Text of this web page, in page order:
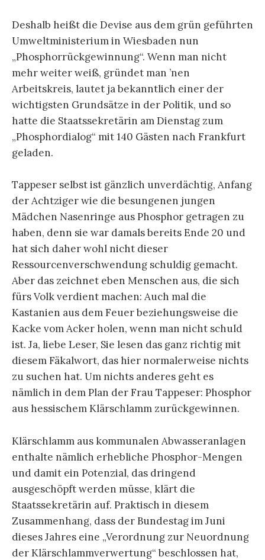
Deshalb heißt die Devise aus dem grün geführten
Umweltministerium in Wiesbaden nun
„Phosphorrückgewinnung“. Wenn man nicht
mehr weiter weiß, gründet man ’nen
Arbeitskreis, lautet ja bekanntlich einer der
wichtigsten Grundsätze in der Politik, und so
hatte die Staatssekretärin am Dienstag zum
„Phosphordialog“ mit 140 Gästen nach Frankfurt
geladen.
Tappeser selbst ist gänzlich unverdächtig, Anfang
der Achtziger wie die besungenen jungen
Mädchen Nasenringe aus Phosphor getragen zu
haben, denn sie war damals bereits Ende 20 und
hat sich daher wohl nicht dieser
Ressourcenverschwendung schuldig gemacht.
Aber das zeichnet eben Menschen aus, die sich
fürs Volk verdient machen: Auch mal die
Kastanien aus dem Feuer beziehungsweise die
Kacke vom Acker holen, wenn man nicht schuld
ist. Ja, liebe Leser, Sie lesen das ganz richtig mit
diesem Fäkalwort, das hier normalerweise nichts
zu suchen hat. Um nichts anderes geht es
nämlich in dem Plan der Frau Tappeser: Phosphor
aus hessischem Klärschlamm zurückgewinnen.
Klärschlamm aus kommunalen Abwasseranlagen
enthalte nämlich erhebliche Phosphor-Mengen
und damit ein Potenzial, das dringend
ausgeschöpft werden müsse, klärt die
Staatssekretärin auf. Praktisch in diesem
Zusammenhang, dass der Bundestag im Juni
dieses Jahres eine „Verordnung zur Neuordnung
der Klärschlammverwertung“ beschlossen hat,